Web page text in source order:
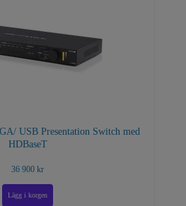
USB Presentation Switch med
HDBaseT
36 900 kr